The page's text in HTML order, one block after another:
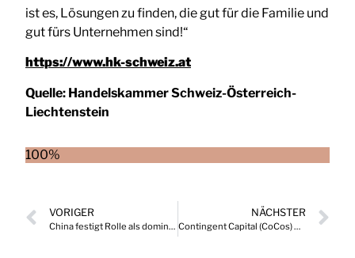
ist es, Lösungen zu finden, die gut für die Familie und
gut fürs Unternehmen sind!“
https://www.hk-schweiz.at
Quelle: Handelskammer Schweiz-Österreich-
Liechtenstein
100%
VORIGER
China festigt Rolle als dominanter Treiber der globalen Elektromobilität
NÄCHSTER
Contingent Capital (CoCos) Relevanz von Größe im europäischen Bankensektor